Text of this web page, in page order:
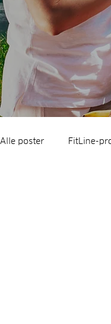
Alle poster FitLine-